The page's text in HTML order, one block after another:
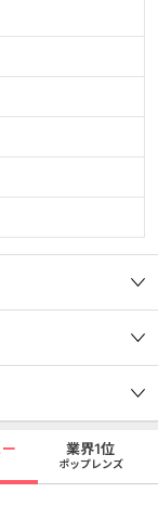
業界1位
ポップレンズ